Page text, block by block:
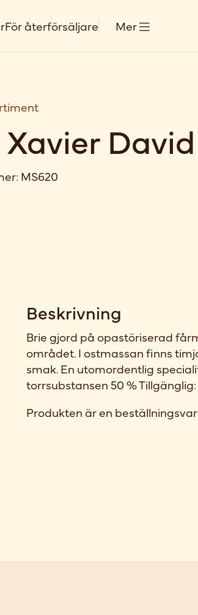
För återförsäljare Mer
David
MS620
Beskrivning
Brie gjord på opastöriserad
området. I ostmassan finns
smak. En utomordentlig
torrsubstansen 50 % Tillgänglig:
Produkten är en